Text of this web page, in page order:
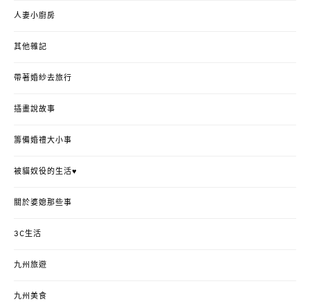
人妻小廚房
其他雜記
帶著婚紗去旅行
插畫說故事
籌備婚禮大小事
被貓奴役的生活♥
關於婆媳那些事
3C生活
九州旅遊
九州美食